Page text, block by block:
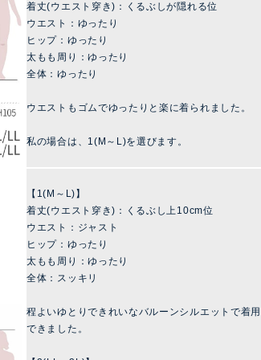
着丈(ウエスト穿き)：くるぶしが隠れる位
ウエスト：ゆったり
ヒップ：ゆったり
太もも周り：ゆったり
全体：ゆったり
ウエストもゴムでゆったりと楽に着られました。
私の場合は、1(M～L)を選びます。
【1(M～L)】
着丈(ウエスト穿き)：くるぶし上10cm位
ウエスト：ジャスト
ヒップ：ゆったり
太もも周り：ゆったり
全体：スッキリ
程よいゆとりできれいなバルーンシルエットで着用
できました。